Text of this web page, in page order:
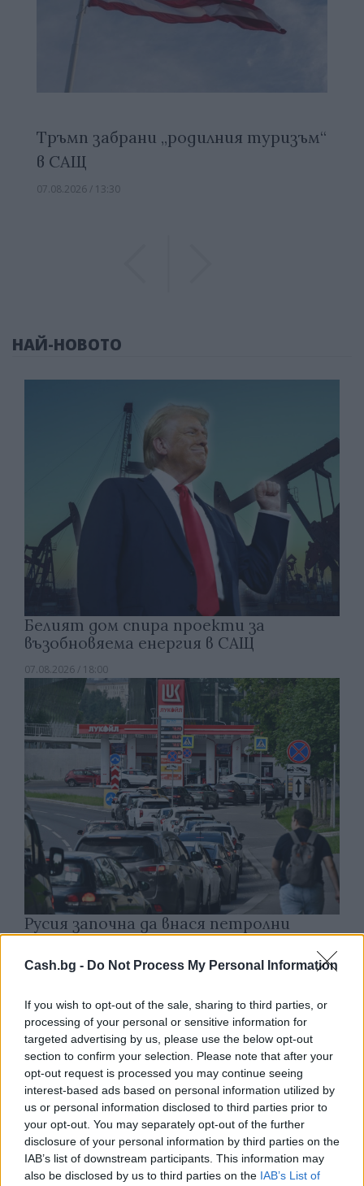
Cash.bg - Do Not Process My Personal Information
If you wish to opt-out of the sale, sharing to third parties, or
processing of your personal or sensitive information for
targeted advertising by us, please use the below opt-out
section to confirm your selection. Please note that after your
opt-out request is processed you may continue seeing
interest-based ads based on personal information utilized by
us or personal information disclosed to third parties prior to
your opt-out. You may separately opt-out of the further
disclosure of your personal information by third parties on the
IAB’s list of downstream participants. This information may
also be disclosed by us to third parties on the IAB’s List of
Тръмп забрани „родилния туризъм“
в САЩ
07.08.2026 / 13:30
НАЙ-НОВОТО
Белият дом спира проекти за
възобновяема енергия в САЩ
07.08.2026 / 18:00
Русия започна да внася петролни
продукти от Южна Корея.
07.08.2026 / 17:05